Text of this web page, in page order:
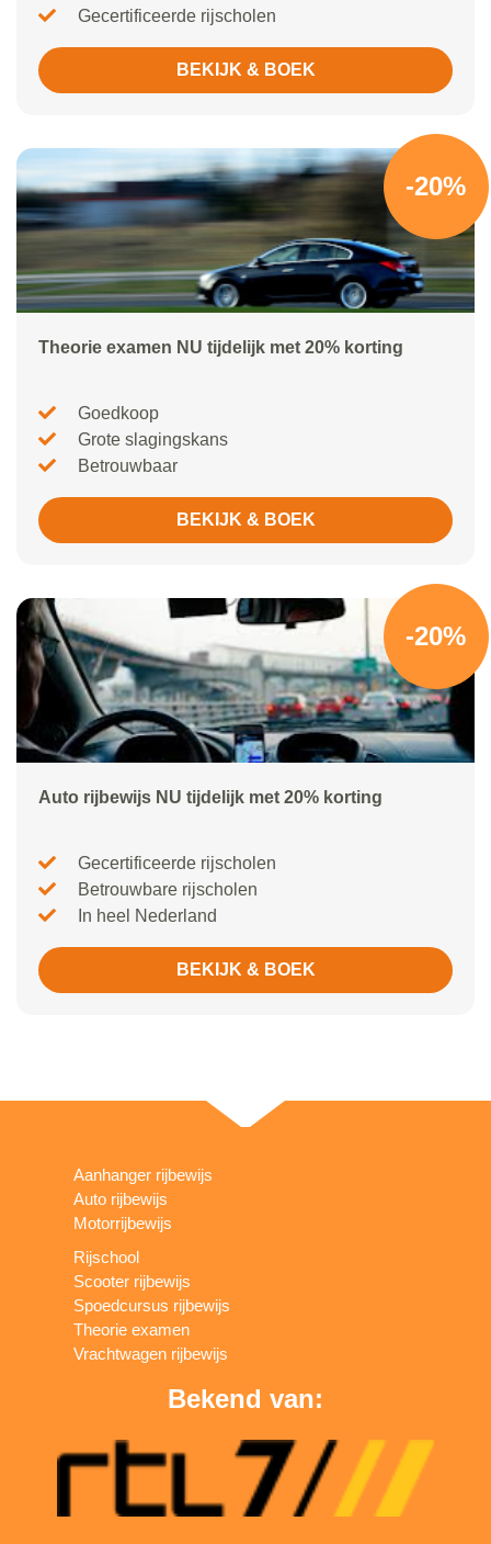
Gecertificeerde rijscholen
BEKIJK & BOEK
-20%
Theorie examen NU tijdelijk met 20% korting
Goedkoop
Grote slagingskans
Betrouwbaar
BEKIJK & BOEK
-20%
Auto rijbewijs NU tijdelijk met 20% korting
Gecertificeerde rijscholen
Betrouwbare rijscholen
In heel Nederland
BEKIJK & BOEK
Aanhanger rijbewijs
Auto rijbewijs
Motorrijbewijs
Rijschool
Scooter rijbewijs
Spoedcursus rijbewijs
Theorie examen
Vrachtwagen rijbewijs
Bekend van: